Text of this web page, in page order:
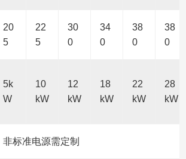
20
5
22
5
30
0
34
0
38
0
38
0
5k
W
10
kW
12
kW
18
kW
22
kW
28
kW
非标准电源需定制